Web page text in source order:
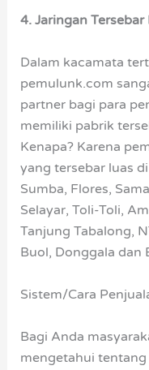
4. Jaringan Tersebar
Dalam kacamata
pemulunk.com
partner bagi para
memiliki pabrik
Kenapa? Karena
yang tersebar luas
Sumba, Flores,
Selayar, Toli-Toli,
Tanjung Tabalong,
Buol, Donggala dan
Sistem/Cara
Bagi Anda
mengetahui